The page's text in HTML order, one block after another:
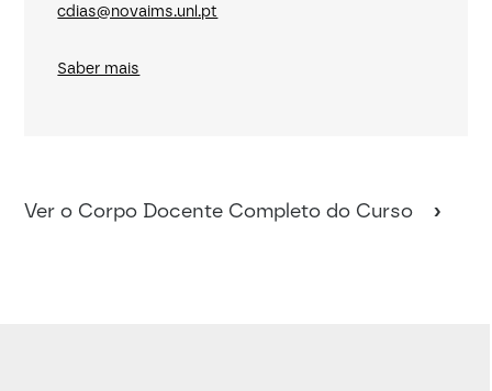
cdias@novaims.unl.pt
Saber mais
Ver o Corpo Docente Completo do Curso